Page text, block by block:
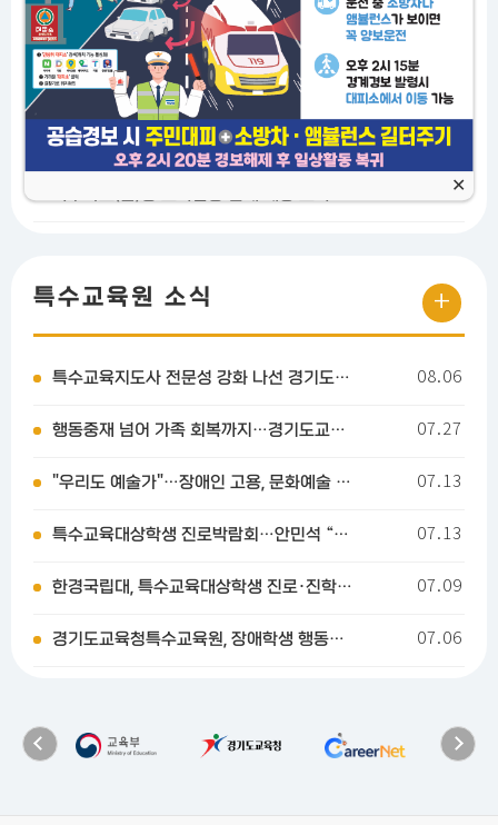
경기도교육청 교육공무직원 취업규칙 2026.06.17
함께 만드는 복합특수학급 든든한 길잡이 2025.11.29
복합특수학급 교육과정 편성운영 안내 자료 2025.11.29
2025.05.12
특수교육원 소식 +
특수교육지도사 전문성 강화 나선 경기도교육청특수교육원…장애학생 교육환경 달라진다 2026.08.06
행동중재 넘어 가족 회복까지…경기도교육청특수교육원, 가족 참여형 치유 프로그램 마련 2026.07.27
"우리도 예술가"…장애인 고용, 문화예술 분야로 확대 2026.07.13
특수교육대상학생 진로박람회…안민석 “졸업 뒤 직업 지원” 2026.07.13
한경국립대, 특수교육대상학생 진로·진학 박람회 개최 2026.07.09
경기도교육청특수교육원, 장애학생 행동중재 보호자 연수 운영 2026.07.06